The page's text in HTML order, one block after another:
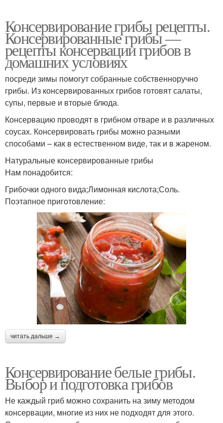
Консервирование грибы рецепты.
Консервированные грибы —
рецепты консервации грибов в
домашних условиях
посреди зимы помогут собранные собственноручно
грибы. Из консервированных грибов готовят салаты,
супы, первые и вторые блюда.
Консервацию проводят в грибном отваре и в различных
соусах. Консервировать грибы можно разными
способами – как в естественном виде, так и в жареном.
Натуральные консервированные грибы
Нам понадобится:
Грибочки одного вида;Лимонная кислота;Соль.
Поэтапное приготовление:
читать дальше →
Консервирование белые грибы.
Выбор и подготовка грибов
Не каждый гриб можно сохранить на зиму методом
консервации, многие из них не подходят для этого.